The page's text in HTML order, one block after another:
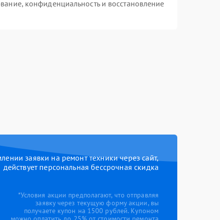
конфиденциальность и восстановление
заявки на ремонт техники через сайт,
действует персональная бессрочная скидка
*Условия акции предполагают, что отправляя
заявку через текущую форму акции, вы
получаете купон на 1500 рублей. Купоном